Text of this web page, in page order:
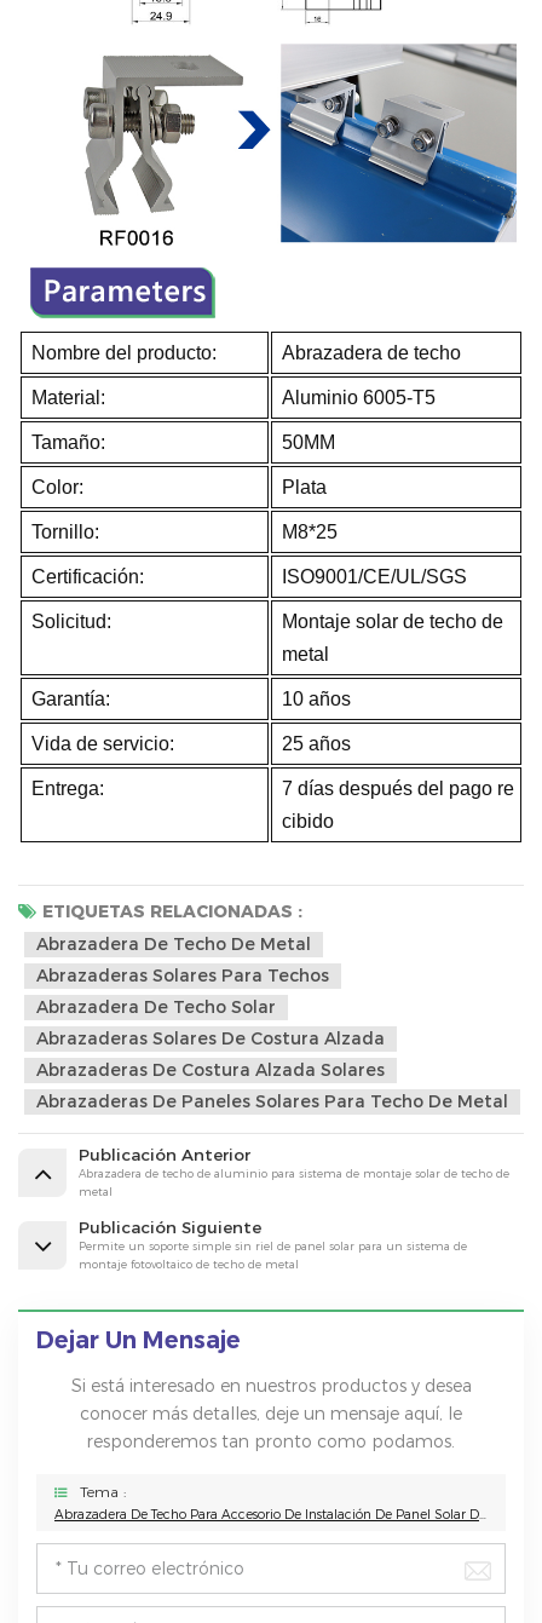
Nombre del producto: Abrazadera de techo
Material: Aluminio 6005-T5
Tamaño: 50MM
Color: Plata
Tornillo: M8*25
Certificación: ISO9001/CE/UL/SGS
Solicitud:
Montaje solar de techo de
metal
Garantía: 10 años
Vida de servicio: 25 años
Entrega:
7 días después del pago re
cibido
ETIQUETAS RELACIONADAS :
Abrazadera De Techo De Metal
Abrazaderas Solares Para Techos
Abrazadera De Techo Solar
Abrazaderas Solares De Costura Alzada
Abrazaderas De Costura Alzada Solares
Abrazaderas De Paneles Solares Para Techo De Metal
Publicación Anterior
Abrazadera de techo de aluminio para sistema de montaje solar de techo de
metal
Publicación Siguiente
Permite un soporte simple sin riel de panel solar para un sistema de
montaje fotovoltaico de techo de metal
Dejar Un Mensaje
Si está interesado en nuestros productos y desea
conocer más detalles, deje un mensaje aquí, le
responderemos tan pronto como podamos.
Tema :
Abrazadera De Techo Para Accesorio De Instalación De Panel Solar De Techo De Metal